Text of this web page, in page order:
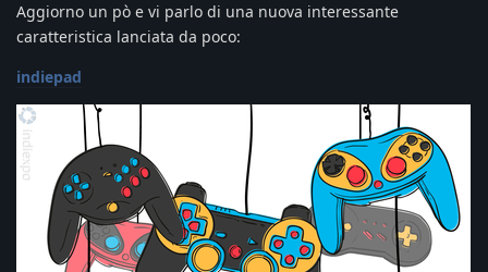
Aggiorno un pò e vi parlo di una nuova interessante
caratteristica lanciata da poco:
indiepad